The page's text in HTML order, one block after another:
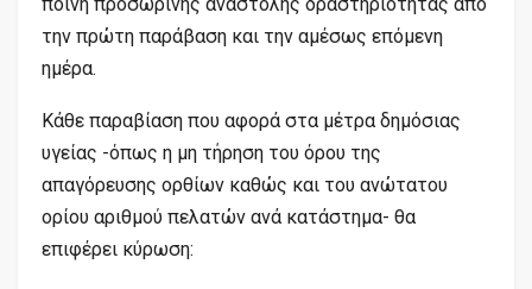
ποινή προσωρινής αναστολής δραστηριότητας από
την πρώτη παράβαση και την αμέσως επόμενη
ημέρα.
Κάθε παραβίαση που αφορά στα μέτρα δημόσιας
υγείας -όπως η μη τήρηση του όρου της
απαγόρευσης ορθίων καθώς και του ανώτατου
ορίου αριθμού πελατών ανά κατάστημα- θα
επιφέρει κύρωση: